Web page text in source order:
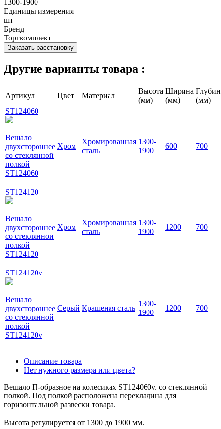
1300-1900
Единицы измерения
шт
Бренд
Торгкомплект
Заказать расстановку
Другие варианты товара :
Артикул Цвет Материал
Высота
(мм)
Ширина
(мм)
(мм)
ST124060
Вешало
двухстороннее
со стеклянной
полкой
ST124060
Хром
Хромированная
сталь
1300-
1900
600 700
ST124120
Вешало
двухстороннее
со стеклянной
полкой
ST124120
Хром
Хромированная
сталь
1300-
1900
1200 700
ST124120v
Вешало
двухстороннее
со стеклянной
полкой
ST124120v
Серый Крашеная сталь
1300-
1900
1200 700
Описание товара
Нет нужного размера или цвета?
Вешало П-образное на колесиках ST124060v, со стеклянной
полкой. Под полкой расположена перекладина для
горизонтальной развески товара.
Высота регулируется от 1300 до 1900 мм.